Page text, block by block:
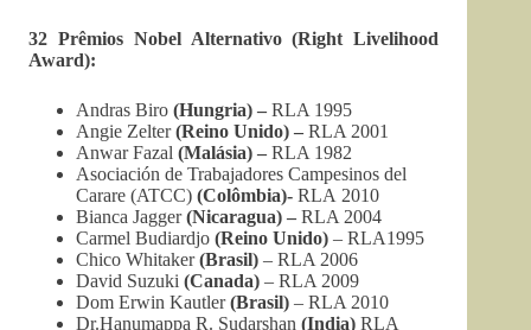
32 Prêmios Nobel Alternativo (Right Livelihood
Award):
Andras Biro (Hungria) – RLA 1995
Angie Zelter(Reino Unido) – RLA 2001
Anwar Fazal (Malásia) – RLA 1982
Asociación de Trabajadores Campesinos del
Carare (ATCC) (Colômbia)- RLA 2010
Bianca Jagger(Nicaragua) – RLA 2004
Carmel Budiardjo (Reino Unido) – RLA1995
Chico Whitaker(Brasil) – RLA 2006
David Suzuki (Canada) – RLA 2009
Dom Erwin Kautler(Brasil) – RLA 2010
Dr.Hanumappa R. Sudarshan (India) RLA